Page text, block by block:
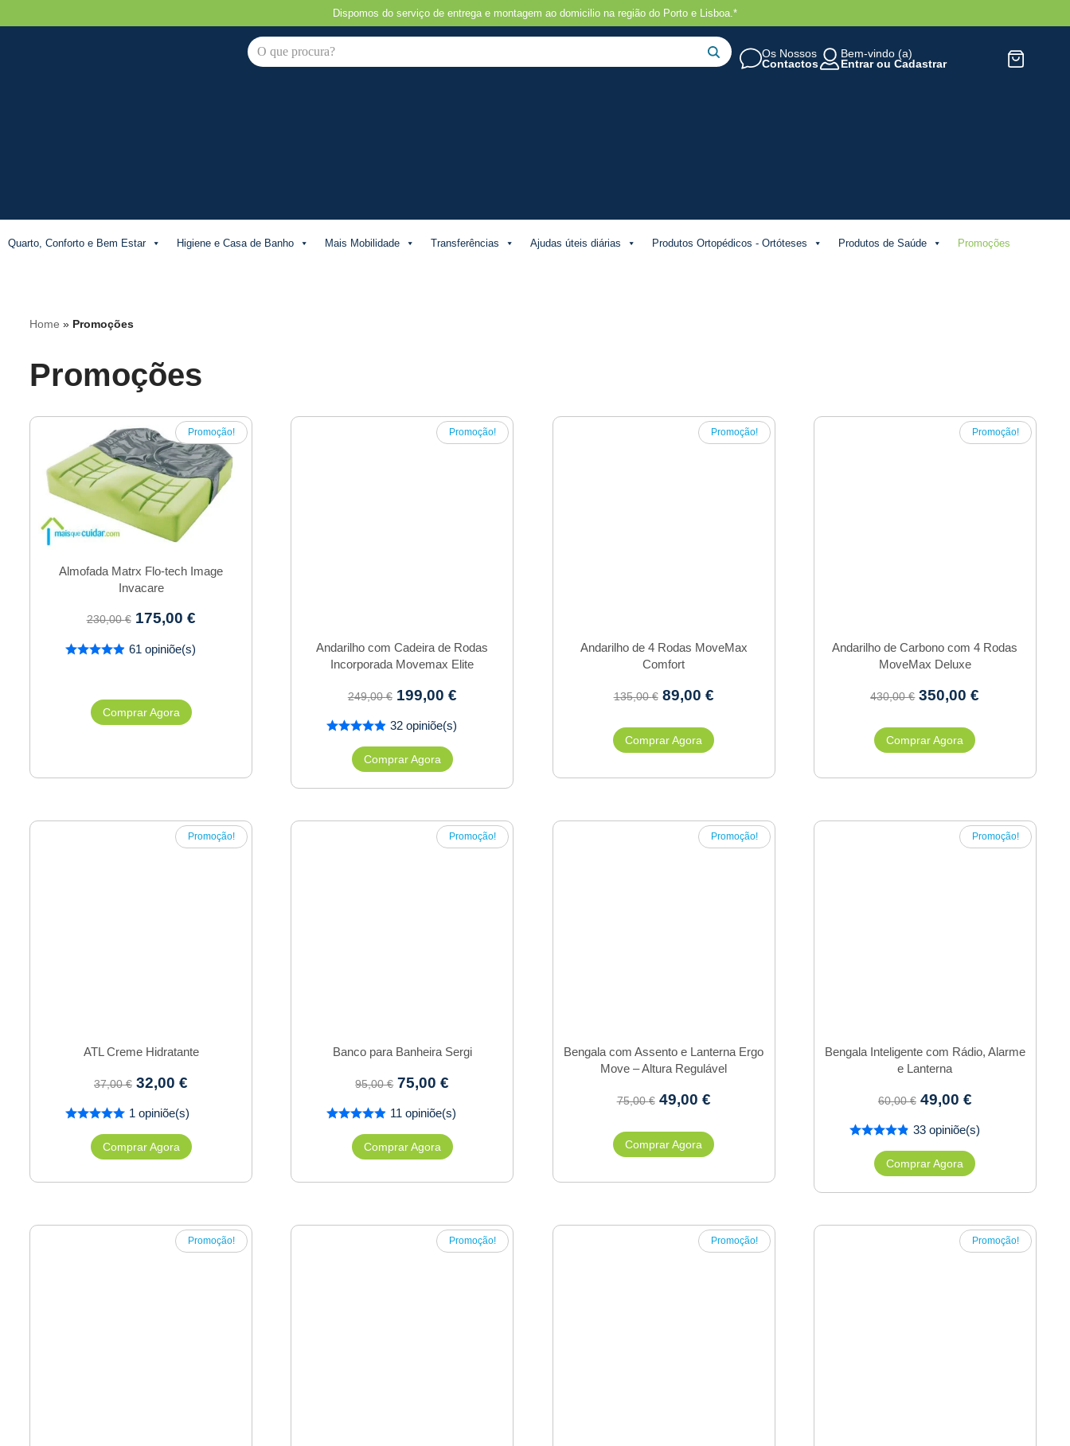
Dispomos do serviço de entrega e montagem ao domicilio na região do Porto e Lisboa.*
Os Nossos
Contactos
Bem-vindo (a)
EntrarouCadastrar
Quarto, Conforto e Bem Estar Higiene e Casa de Banho Mais Mobilidade Transferências Ajudas úteis diárias Produtos Ortopédicos - Ortóteses Produtos de Saúde Promoções
Home » Promoções
Promoções
Promoção!
Almofada Matrx Flo-tech Image
Invacare
230,00€ 175,00 €
61 opiniõe(s)
Comprar Agora
Promoção!
Andarilho com Cadeira de Rodas
Incorporada Movemax Elite
249,00€ 199,00 €
32 opiniõe(s)
Comprar Agora
Promoção!
Andarilho de 4 Rodas MoveMax
Comfort
135,00€ 89,00 €
Comprar Agora
Promoção!
Andarilho de Carbono com 4 Rodas
MoveMax Deluxe
430,00€ 350,00€
Comprar Agora
Promoção!
ATL Creme Hidratante
37,00€ 32,00€
1 opiniõe(s)
Comprar Agora
Promoção!
Banco para Banheira Sergi
95,00€ 75,00€
11 opiniõe(s)
Comprar Agora
Promoção!
Bengala com Assento e Lanterna Ergo
Move – Altura Regulável
75,00€ 49,00 €
Comprar Agora
Promoção!
Bengala Inteligente com Rádio, Alarme
e Lanterna
60,00€ 49,00 €
33 opiniõe(s)
Comprar Agora
Promoção! Promoção! Promoção! Promoção!